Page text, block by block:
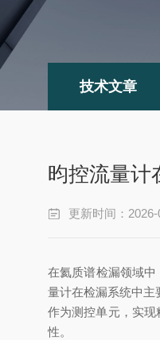
技术文章
昀控流量计
更新时间：2026-
在氦质谱检漏领域
量计在检漏系统中主
作为测控单元，实
性。